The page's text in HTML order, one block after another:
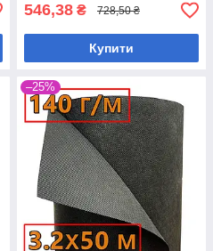
546,38 ₴ 728,50 ₴
Купити
–25%